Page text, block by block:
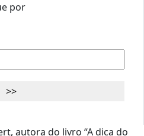
por
autora do livro “A dica do